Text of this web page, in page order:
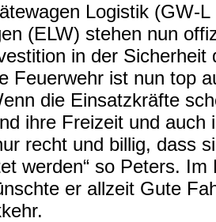
Logistik (GW-L
(ELW) stehen nun
in der Sicherheit
Feuerwehr ist nun top
die Einsatzkräfte
ihre Freizeit und auch
recht und billig, dass
werden“ so Peters.
er allzeit Gute